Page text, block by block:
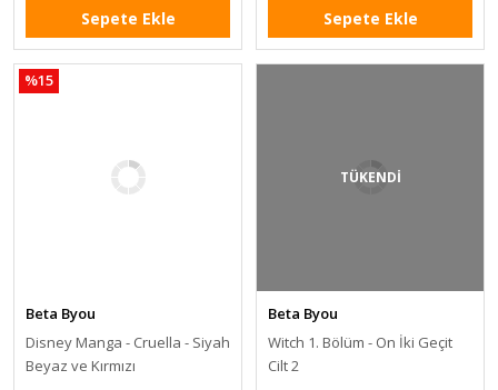
Sepete Ekle Sepete Ekle
%15
Beta Byou
Disney Manga - Cruella - Siyah
Beyaz ve Kırmızı
TÜKENDİ
Beta Byou
Witch 1. Bölüm - On İki Geçit
Cilt 2